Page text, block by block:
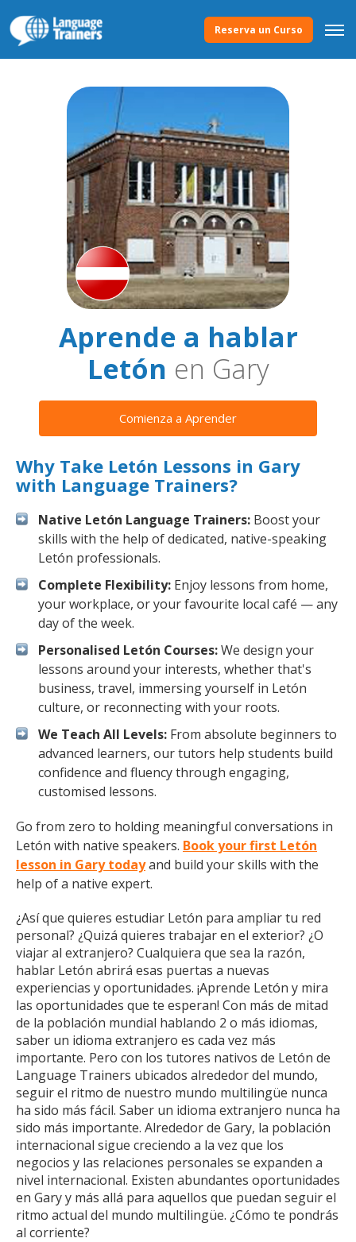
Reserva un Curso
Aprende a hablar
Letón en Gary
Comienza a Aprender
Why Take Letón Lessons in Gary
with Language Trainers?
Native Letón Language Trainers: Boost your
skills with the help of dedicated, native-speaking
Letón professionals.
Complete Flexibility: Enjoy lessons from home,
your workplace, or your favourite local café — any
day of the week.
Personalised Letón Courses:We design your
lessons around your interests, whether that's
business, travel, immersing yourself in Letón
culture, or reconnecting with your roots.
We Teach All Levels: From absolute beginners to
advanced learners, our tutors help students build
confidence and fluency through engaging,
customised lessons.
Go from zero to holding meaningful conversations in
Letón with native speakers. Book your first Letón
lesson in Gary todayand build your skills with the
help of a native expert.
¿Así que quieres estudiar Letón para ampliar tu red
personal? ¿Quizá quieres trabajar en el exterior? ¿O
viajar al extranjero? Cualquiera que sea la razón,
hablar Letón abrirá esas puertas a nuevas
experiencias y oportunidades. ¡Aprende Letón y mira
las oportunidades que te esperan! Con más de mitad
de la población mundial hablando 2 o más idiomas,
saber un idioma extranjero es cada vez más
importante. Pero con los tutores nativos de Letón de
Language Trainers ubicados alrededor del mundo,
seguir el ritmo de nuestro mundo multilingüe nunca
ha sido más fácil. Saber un idioma extranjero nunca ha
sido más importante. Alrededor de Gary, la población
internacional sigue creciendo a la vez que los
negocios y las relaciones personales se expanden a
nivel internacional. Existen abundantes oportunidades
en Gary y más allá para aquellos que puedan seguir el
ritmo actual del mundo multilingüe. ¿Cómo te pondrás
al corriente?